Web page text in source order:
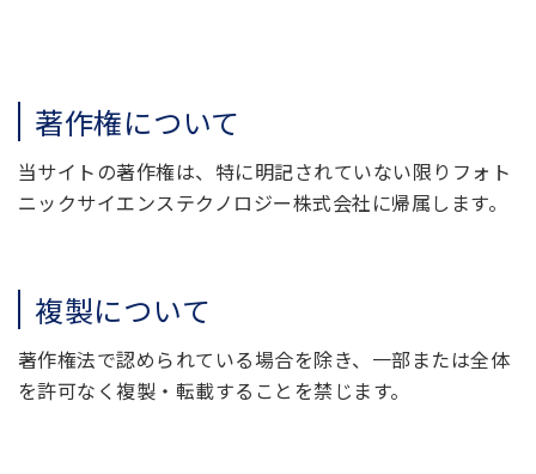
著作権について
当サイトの著作権は、特に明記されていない限りフォト
ニックサイエンステクノロジー株式会社に帰属します。
複製について
著作権法で認められている場合を除き、一部または全体
を許可なく複製・転載することを禁じます。